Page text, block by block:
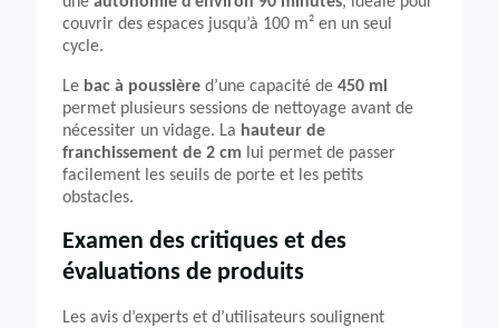
couvrir des espaces jusqu’à 100 m² en un seul
cycle.
Le bac à poussière d’une capacité de 450 ml
permet plusieurs sessions de nettoyage avant de
nécessiter un vidage. La hauteur de
franchissement de 2 cm lui permet de passer
facilement les seuils de porte et les petits
obstacles.
Examen des critiques et des
évaluations de produits
Les avis d’experts et d’utilisateurs soulignent